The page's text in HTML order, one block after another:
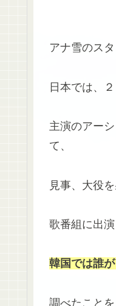
アナ雪のス
日本では、
主演のアー
て、
見事、大役
歌番組に出
韓国では誰
調べたことを